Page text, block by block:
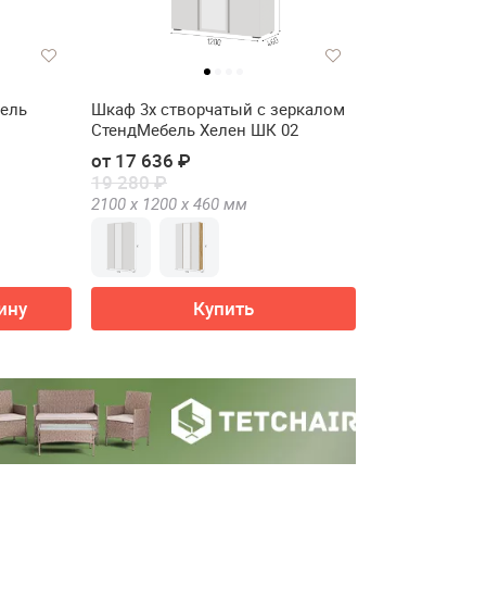
Шкаф 3х створчатый с зеркалом
СтендМебель Хелен ШК 02
от 17 636 ₽
19 280 ₽
2100 х 1200 х 460 мм
Купить